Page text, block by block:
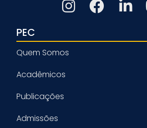
PEC
Quem Somos
Acadêmicos
Publicações
Admissões